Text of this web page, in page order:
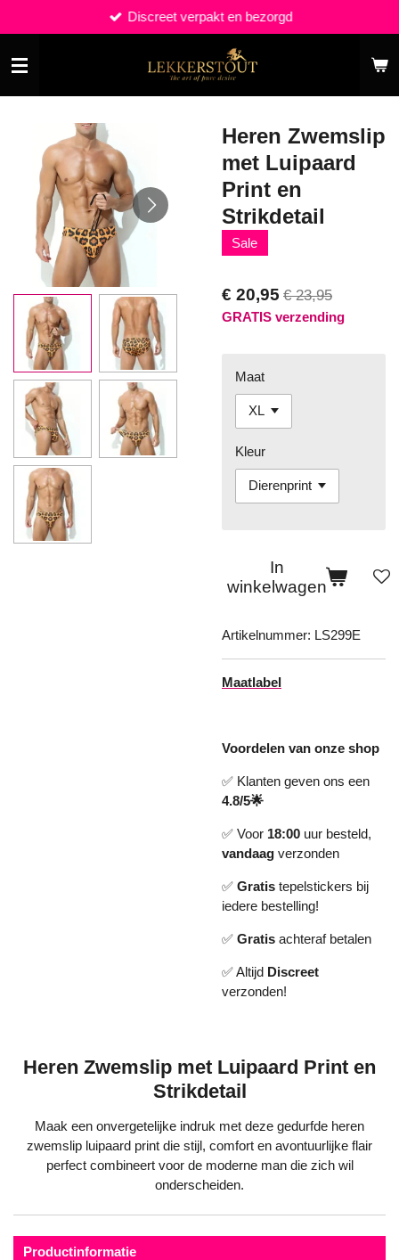
direct
naar
de
hoofdinhoud
Discreet verpakt en bezorgd
Heren Zwemslip
met Luipaard
Print en
Strikdetail
Sale
€ 20,95 € 23,95
GRATIS verzending
Maat
Kleur
In
winkelwagen
Artikelnummer: LS299E
Maatlabel
Voordelen van onze shop
✅ Klanten geven ons een
4.8/5🌟
✅ Voor 18:00 uur besteld,
vandaag verzonden
✅ Gratis tepelstickers bij
iedere bestelling!
✅ Gratis achteraf betalen
✅ Altijd Discreet
verzonden!
Heren Zwemslip met Luipaard Print en
Strikdetail
Maak een onvergetelijke indruk met deze gedurfde heren
zwemslip luipaard print die stijl, comfort en avontuurlijke flair
perfect combineert voor de moderne man die zich wil
onderscheiden.
Productinformatie